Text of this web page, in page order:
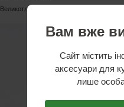
Великотлепна лінійка Dunhill 221B Baker
Вам вже
Сайт містить
аксесуари для
лише